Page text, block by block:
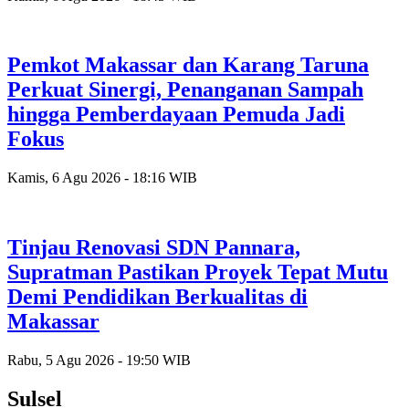
Pemkot Makassar dan Karang Taruna
Perkuat Sinergi, Penanganan Sampah
hingga Pemberdayaan Pemuda Jadi
Fokus
Kamis, 6 Agu 2026 - 18:16 WIB
Tinjau Renovasi SDN Pannara,
Supratman Pastikan Proyek Tepat Mutu
Demi Pendidikan Berkualitas di
Makassar
Rabu, 5 Agu 2026 - 19:50 WIB
Sulsel